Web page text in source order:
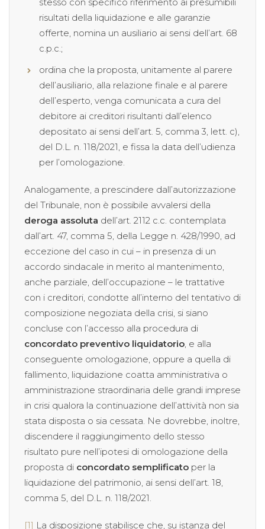
risultati della liquidazione e alle garanzie
offerte, nomina un ausiliario ai sensi dell’art. 68
c.p.c.;
ordina che la proposta, unitamente al parere
dell’ausiliario, alla relazione finale e al parere
dell’esperto, venga comunicata a cura del
debitore ai creditori risultanti dall’elenco
depositato ai sensi dell’art. 5, comma 3, lett. c),
del D.L. n. 118/2021, e fissa la data dell’udienza
per l’omologazione.
Analogamente, a prescindere dall’autorizzazione
del Tribunale, non è possibile avvalersi della
deroga assoluta dell’art. 2112 c.c. contemplata
dall’art. 47, comma 5, della Legge n. 428/1990, ad
eccezione del caso in cui – in presenza di un
accordo sindacale in merito al mantenimento,
anche parziale, dell’occupazione – le trattative
con i creditori, condotte all’interno del tentativo di
composizione negoziata della crisi, si siano
concluse con l’accesso alla procedura di
concordato preventivo liquidatorio , e alla
conseguente omologazione, oppure a quella di
fallimento, liquidazione coatta amministrativa o
amministrazione straordinaria delle grandi imprese
in crisi qualora la continuazione dell’attività non sia
stata disposta o sia cessata. Ne dovrebbe, inoltre,
discendere il raggiungimento dello stesso
risultato pure nell’ipotesi di omologazione della
proposta di concordato semplificato per la
liquidazione del patrimonio, ai sensi dell’art. 18,
comma 5, del D.L. n. 118/2021.
[1] La disposizione stabilisce che, su istanza del